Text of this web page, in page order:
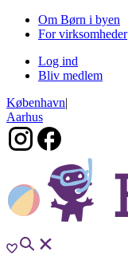
Om Børn i byen
For virksomheder
Log ind
Bliv medlem
København|
Aarhus